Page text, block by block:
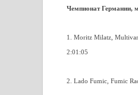
Чемпионат Германии,
1. Moritz Milatz,
2:01:05
2. Lado Fumic, Fumic